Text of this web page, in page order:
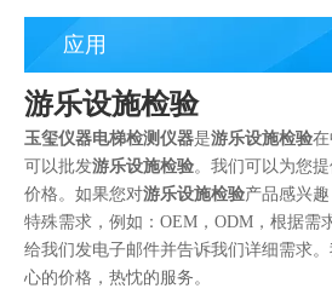
应用
游乐设施检验
玉玺仪器电梯检测仪器是游乐设施检验在
可以批发游乐设施检验。我们可以为您
价格。如果您对游乐设施检验产品感兴
特殊需求，例如：OEM，ODM，根据需
给我们发电子邮件并告诉我们详细需求
心的价格，热忱的服务。